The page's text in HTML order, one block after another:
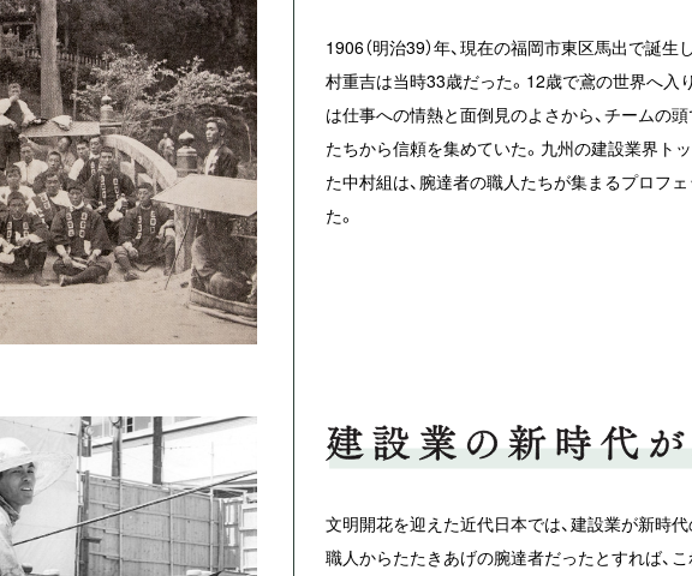
1906（明治39）年、現在の福岡市東区馬出で誕生
村重吉は当時33歳だった。12歳で鳶の世界へ入
は仕事への情熱と面倒見のよさから、チームの頭
たちから信頼を集めていた。九州の建設業界トッ
た中村組は、腕達者の職人たちが集まるプロフ
た。
文明開花を迎えた近代日本では、建設業が新時
職人からたたきあげの腕達者だったとすれば、